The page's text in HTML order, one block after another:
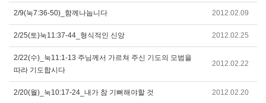
2/9(눅7:36-50)_함께나눕니다 2012.02.09
2/25(토)눅11:37-44_형식적인 신앙 2012.02.25
2/22(수)_눅11:1-13 주님께서 가르쳐 주신 기도의 모범을
따라 기도합시다
2012.02.22
2/20(월)_눅10:17-24_내가 참 기뻐해야할 것 2012.02.20